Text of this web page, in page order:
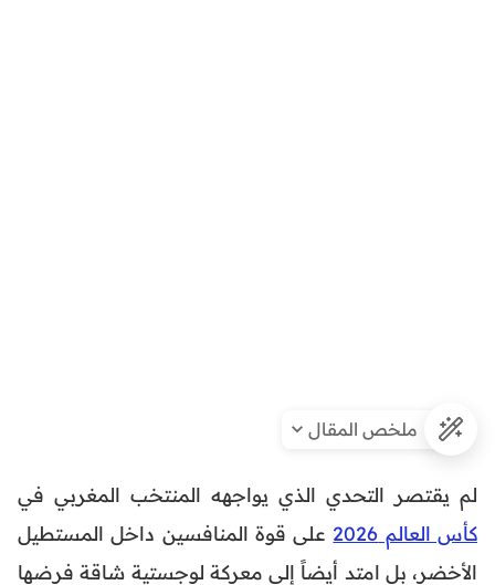
ملخص المقال
لم يقتصر التحدي الذي يواجهه المنتخب المغربي في
كأس العالم 2026
على قوة المنافسين داخل المستطيل
الأخضر، بل امتد أيضاً إلى معركة لوجستية شاقة فرضها